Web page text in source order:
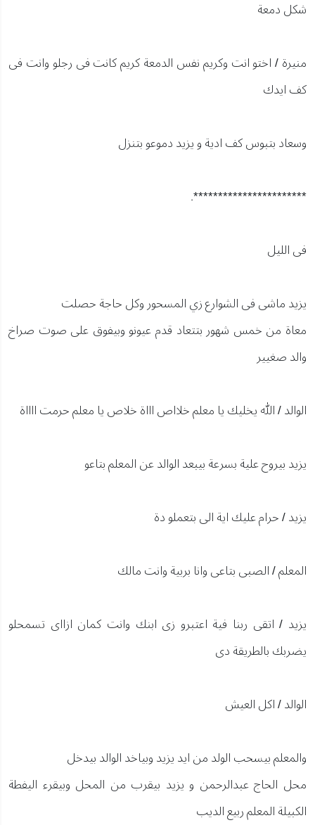
شكل دمعة
منيرة / اختو انت وكريم نفس الدمعة كريم كانت فى رجلو وانت فى
كف ايدك
وسعاد بتبوس كف ادية و يزيد دموعو بتنزل
***********************.
فى الليل
يزيد ماشى فى الشوارع زي المسحور وكل حاجة حصلت
معاة من خمس شهور بتتعاد قدم عيونو وبيفوق على صوت صراخ
والد صغيير
الوالد / الله يخليك يا معلم خلااص اااة خلاص يا معلم حرمت ااااة
يزيد بيروح علية بسرعة بيبعد الوالد عن المعلم بتاعو
يزيد / حرام عليك اية الى بتعملو دة
المعلم / الصبى بتاعى وانا بربية وانت مالك
يزيد / اتقى ربنا فية اعتبرو زى ابنك وانت كمان ازااى تسمحلو
يضربك بالطريقة دى
الوالد / اكل العيش
والمعلم بيسحب الولد من ايد يزيد وبياخد الوالد بيدخل
محل الحاج عبدالرحمن و يزيد بيقرب من المحل وبيقرء اليفطة
الكبيلة المعلم ربيع الديب